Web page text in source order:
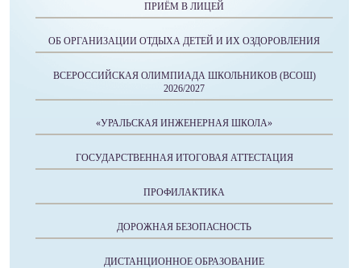
ПРИЁМ В ЛИЦЕЙ
ОБ ОРГАНИЗАЦИИ ОТДЫХА ДЕТЕЙ И ИХ ОЗДОРОВЛЕНИЯ
ВСЕРОССИЙСКАЯ ОЛИМПИАДА ШКОЛЬНИКОВ (ВСОШ)
2026/2027
«УРАЛЬСКАЯ ИНЖЕНЕРНАЯ ШКОЛА»
ГОСУДАРСТВЕННАЯ ИТОГОВАЯ АТТЕСТАЦИЯ
ПРОФИЛАКТИКА
ДОРОЖНАЯ БЕЗОПАСНОСТЬ
ДИСТАНЦИОННОЕ ОБРАЗОВАНИЕ